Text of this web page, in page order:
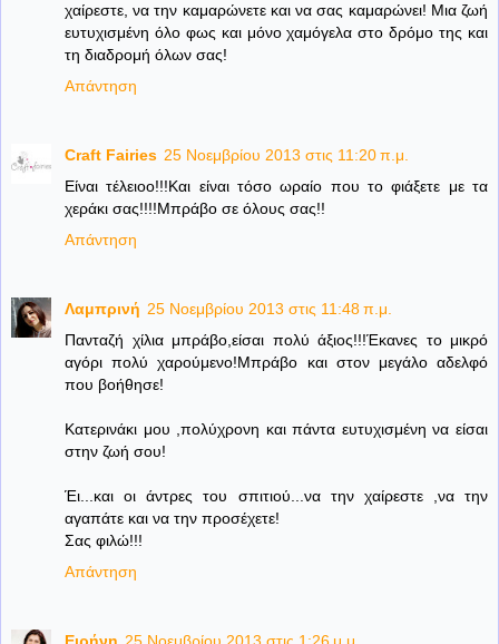
χαίρεστε, να την καμαρώνετε και να σας καμαρώνει! Μια ζωή
ευτυχισμένη όλο φως και μόνο χαμόγελα στο δρόμο της και
τη διαδρομή όλων σας!
Απάντηση
Craft Fairies 25 Νοεμβρίου 2013 στις 11:20 π.μ.
Είναι τέλειοο!!!Και είναι τόσο ωραίο που το φιάξετε με τα
χεράκι σας!!!!Μπράβο σε όλους σας!!
Απάντηση
Λαμπρινή 25 Νοεμβρίου 2013 στις 11:48 π.μ.
Πανταζή χίλια μπράβο,είσαι πολύ άξιος!!!Έκανες το μικρό
αγόρι πολύ χαρούμενο!Μπράβο και στον μεγάλο αδελφό
που βοήθησε!
Κατερινάκι μου ,πολύχρονη και πάντα ευτυχισμένη να είσαι
στην ζωή σου!
Έι...και οι άντρες του σπιτιού...να την χαίρεστε ,να την
αγαπάτε και να την προσέχετε!
Σας φιλώ!!!
Απάντηση